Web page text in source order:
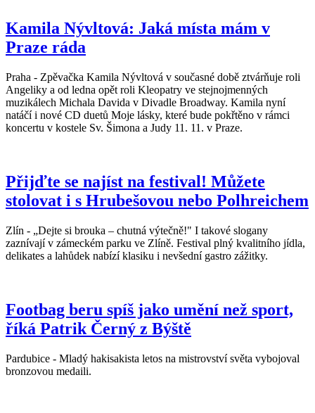
Kamila Nývltová: Jaká místa mám v
Praze ráda
Praha - Zpěvačka Kamila Nývltová v současné době ztvárňuje roli
Angeliky a od ledna opět roli Kleopatry ve stejnojmenných
muzikálech Michala Davida v Divadle Broadway. Kamila nyní
natáčí i nové CD duetů Moje lásky, které bude pokřtěno v rámci
koncertu v kostele Sv. Šimona a Judy 11. 11. v Praze.
Přijďte se najíst na festival! Můžete
stolovat i s Hrubešovou nebo Polhreichem
Zlín - „Dejte si brouka – chutná výtečně!" I takové slogany
zaznívají v zámeckém parku ve Zlíně. Festival plný kvalitního jídla,
delikates a lahůdek nabízí klasiku i nevšední gastro zážitky.
Footbag beru spíš jako umění než sport,
říká Patrik Černý z Býště
Pardubice - Mladý hakisakista letos na mistrovství světa vybojoval
bronzovou medaili.